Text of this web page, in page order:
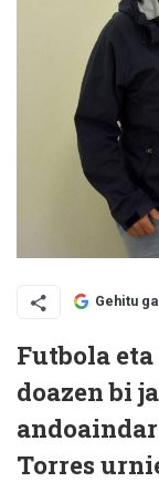
Gehitu
Futbola
doazen bi
Torres